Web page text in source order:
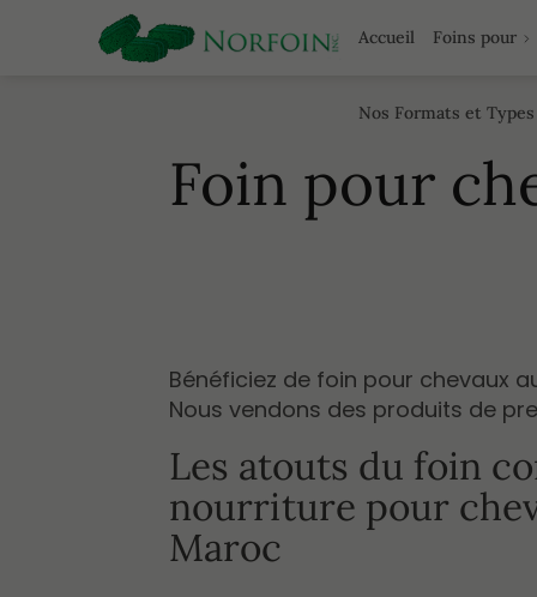
Accueil Foins pour
Nos Formats et
Foin pour
Bénéficiez de foin pour chevaux
Nous vendons des produits de
Les atouts du foin
nourriture pour
Maroc